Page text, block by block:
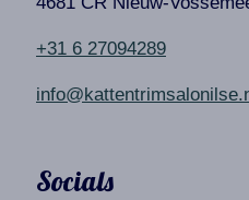
+31 6 27094289
Socials